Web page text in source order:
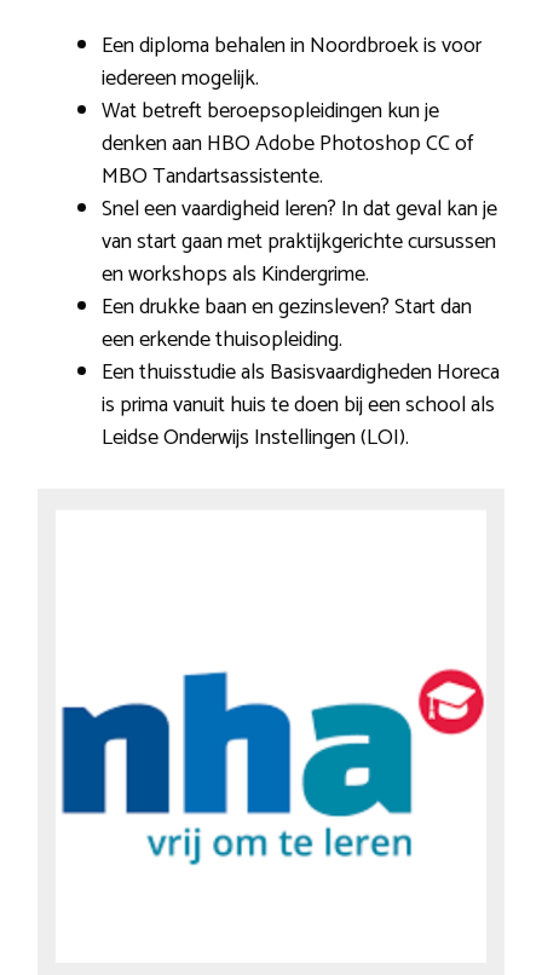
Een diploma behalen in Noordbroek is voor
iedereen mogelijk.
Wat betreft beroepsopleidingen kun je
denken aan HBO Adobe Photoshop CC of
MBO Tandartsassistente.
Snel een vaardigheid leren? In dat geval kan je
van start gaan met praktijkgerichte cursussen
en workshops als Kindergrime.
Een drukke baan en gezinsleven? Start dan
een erkende thuisopleiding.
Een thuisstudie als Basisvaardigheden Horeca
is prima vanuit huis te doen bij een school als
Leidse Onderwijs Instellingen (LOI).